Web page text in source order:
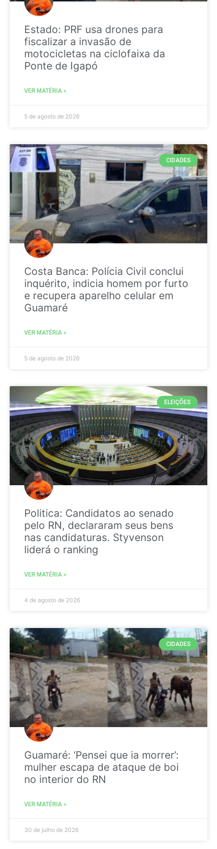
Estado: PRF usa drones para
fiscalizar a invasão de
motocicletas na ciclofaixa da
Ponte de Igapó
VER MATÉRIA »
5 de agosto de 2026
CIDADES
Costa Banca: Polícia Civil conclui
inquérito, indicia homem por furto
e recupera aparelho celular em
Guamaré
VER MATÉRIA »
5 de agosto de 2026
ELEIÇÕES
Politica: Candidatos ao senado
pelo RN, declararam seus bens
nas candidaturas. Styvenson
liderá o ranking
VER MATÉRIA »
4 de agosto de 2026
CIDADES
Guamaré: ‘Pensei que ia morrer’:
mulher escapa de ataque de boi
no interior do RN
VER MATÉRIA »
30 de julho de 2026